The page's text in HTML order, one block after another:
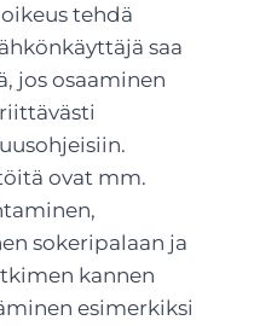
tehdä
saa
jos osaaminen
ovat mm.
sokeripalaan ja
kannen
esimerkiksi